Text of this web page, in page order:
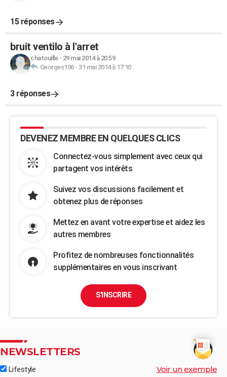
15 réponses
bruit ventilo à l'arret
chatouille- 29 mai 2014 à 20:59
Georges106- 31 mai 2014 à 17:10
3 réponses
DEVENEZ MEMBRE EN QUELQUES CLICS
Connectez-vous simplement avec ceux qui
partagent vos intérêts
Suivez vos discussions facilement et
obtenez plus de réponses
Mettez en avant votre expertise et aidez les
autres membres
Profitez de nombreuses fonctionnalités
supplémentaires en vous inscrivant
S'INSCRIRE
NEWSLETTERS
Lifestyle Voir un exemple